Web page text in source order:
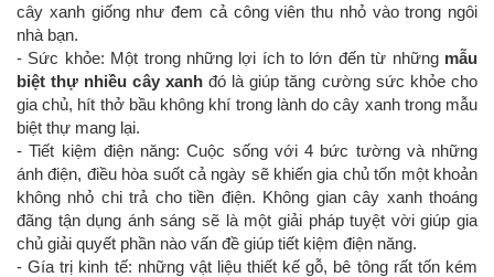
cây xanh giống như đem cả công viên thu nhỏ vào trong ngôi
nhà bạn.
- Sức khỏe: Một trong những lợi ích to lớn đến từ nhữngmẫu
biệt thự nhiều cây xanhđó là giúp tăng cường sức khỏe cho
gia chủ, hít thở bầu không khí trong lành do cây xanh trong mẫu
biệt thự mang lại.
- Tiết kiệm điện năng: Cuộc sống với 4 bức tường và những
ánh điện, điều hòa suốt cả ngày sẽ khiến gia chủ tốn một khoản
không nhỏ chi trả cho tiền điện. Không gian cây xanh thoáng
đãng tận dụng ánh sáng sẽ là một giải pháp tuyệt vời giúp gia
chủ giải quyết phần nào vấn đề giúp tiết kiệm điện năng.
- Gía trị kinh tế: những vật liệu thiết kế gỗ, bê tông rất tốn kém